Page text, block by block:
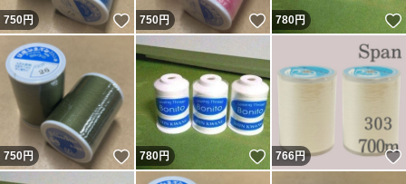
750円 いいね！
750円 いいね！
780円
750円 いいね！
780円 いいね！
766円